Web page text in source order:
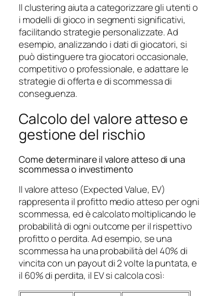
Il clustering aiuta a categorizzare gli utenti o
i modelli di gioco in segmenti significativi,
facilitando strategie personalizzate. Ad
esempio, analizzando i dati di giocatori, si
può distinguere tra giocatori occasionale,
competitivo o professionale, e adattare le
strategie di offerta e di scommessa di
conseguenza.
Calcolo del valore atteso e
gestione del rischio
Come determinare il valore atteso di una
scommessa o investimento
Il valore atteso (Expected Value, EV)
rappresenta il profitto medio atteso per ogni
scommessa, ed è calcolato moltiplicando le
probabilità di ogni outcome per il rispettivo
profitto o perdita. Ad esempio, se una
scommessa ha una probabilità del 40% di
vincita con un payout di 2 volte la puntata, e
il 60% di perdita, il EV si calcola così: